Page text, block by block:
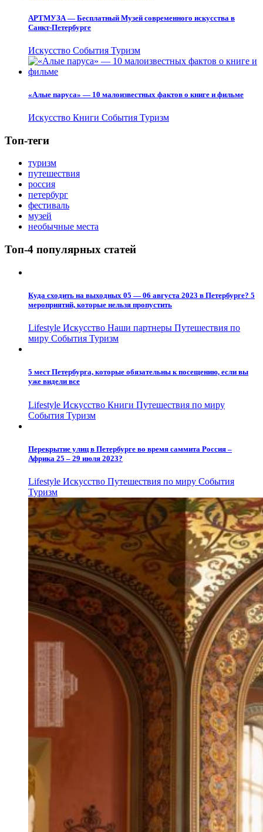
АРТМУЗА — Бесплатный Музей современного искусства в
Санкт-Петербурге
Искусство События Туризм
«Алые паруса» — 10 малоизвестных фактов о книге и фильме
Искусство Книги События Туризм
Топ-теги
туризм
путешествия
россия
петербург
фестиваль
музей
необычные места
Топ-4 популярных статей
Куда сходить на выходных 05 — 06 августа 2023 в Петербурге? 5
мероприятий, которые нельзя пропустить
Lifestyle Искусство Наши партнеры Путешествия по
миру События Туризм
5 мест Петербурга, которые обязательны к посещению, если вы
уже видели все
Lifestyle Искусство Книги Путешествия по миру
События Туризм
Перекрытие улиц в Петербурге во время саммита Россия –
Африка 25 – 29 июля 2023?
Lifestyle Искусство Путешествия по миру События
Туризм